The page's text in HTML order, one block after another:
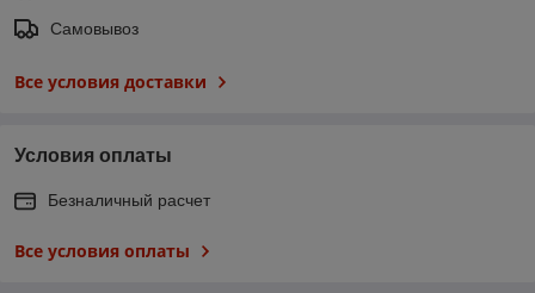
Самовывоз
Все условия доставки
Условия оплаты
Безналичный расчет
Все условия оплаты